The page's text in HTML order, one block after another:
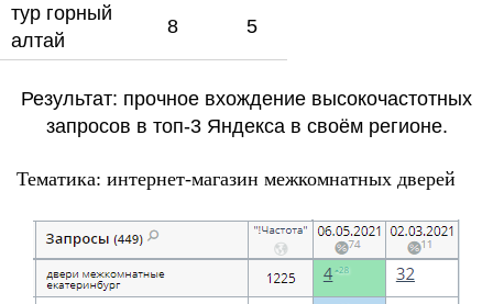
тур горный
алтай
8 5
Результат: прочное вхождение высокочастотных
запросов в топ-3 Яндекса в своём регионе.
Тематика: интернет-магазин межкомнатных дверей